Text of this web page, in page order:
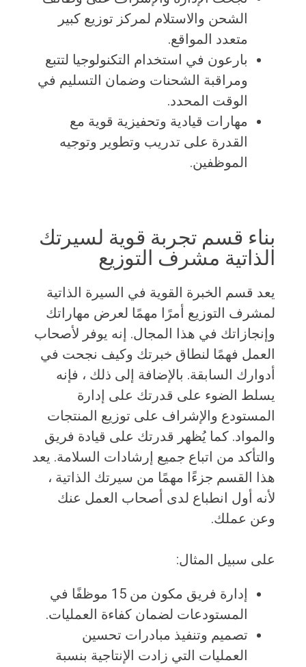
الشحن والاستلام لمركز توزيع كبير
متعدد المواقع.
بارعون في استخدام التكنولوجيا لتتبع
ومراقبة الشحنات وضمان التسليم في
الوقت المحدد.
مهارات قيادية وتحفيزية قوية مع
القدرة على تدريب وتطوير وتوجيه
الموظفين.
بناء قسم تجربة قوية لسيرتك
الذاتية مشرف التوزيع
يعد قسم الخبرة القوية في السيرة الذاتية
لمشرف التوزيع أمرًا مهمًا لعرض مهاراتك
وإنجازاتك في هذا المجال. إنه يوفر لأصحاب
العمل فهمًا لنطاق خبرتك وكيف نجحت في
أدوارك السابقة. بالإضافة إلى ذلك ، فإنه
يسلط الضوء على قدرتك على إدارة
المستودع والإشراف على توزيع المنتجات
والمواد. كما يُظهر قدرتك على قيادة فريق
والتأكد من اتباع جميع إرشادات السلامة. يعد
هذا القسم جزءًا مهمًا من سيرتك الذاتية ،
لأنه أول انطباع لدى أصحاب العمل عنك
وعن عملك.
على سبيل المثال:
إدارة فريق مكون من 15 موظفًا في
المستودعات لضمان كفاءة العمليات.
تصميم وتنفيذ مبادرات تحسين
العمليات التي زادت الإنتاجية بنسبة